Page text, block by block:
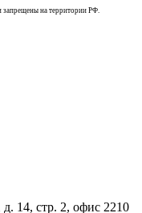
запрещены на территории РФ.
14, стр. 2, офис 2210